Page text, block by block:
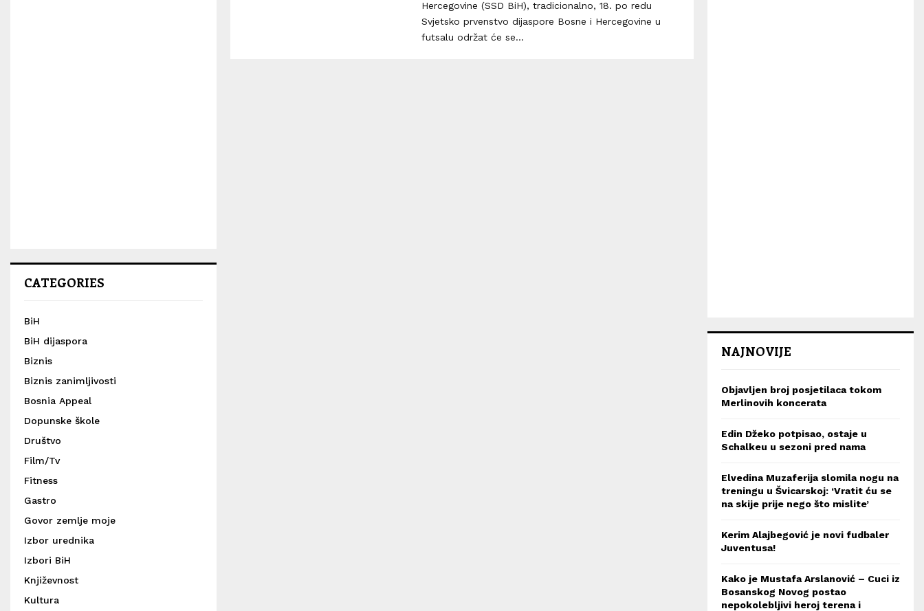
Hercegovine (SSD BiH), tradicionalno, 18. po redu
Svjetsko prvenstvo dijaspore Bosne i Hercegovine u
futsalu održat će se...
CATEGORIES
BiH
BiH dijaspora
Biznis
Biznis zanimljivosti
Bosnia Appeal
Dopunske škole
Društvo
Film/Tv
Fitness
Gastro
Govor zemlje moje
Izbor urednika
Izbori BiH
Književnost
Kultura
NAJNOVIJE
Objavljen broj posjetilaca tokom
Merlinovih koncerata
Edin Džeko potpisao, ostaje u
Schalkeu u sezoni pred nama
Elvedina Muzaferija slomila nogu na
treningu u Švicarskoj: ‘Vratit ću se
na skije prije nego što mislite’
Kerim Alajbegović je novi fudbaler
Juventusa!
Kako je Mustafa Arslanović – Cuci iz
Bosanskog Novog postao
nepokolebljivi heroj terena i